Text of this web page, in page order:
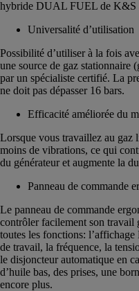
hybride DUAL FUEL de K&S
Universalité d’utilisation
Possibilité d’utiliser à la fois
une source de gaz stationnaire
par un spécialiste certifié. La
ne doit pas dépasser 16 bars.
Efficacité améliorée du
Lorsque vous travaillez au gaz
moins de vibrations, ce qui
du générateur et augmente la
Panneau de commande
Le panneau de commande
contrôler facilement son travail
toutes les fonctions:
de travail, la fréquence, la
le disjoncteur automatique en
d’huile bas, des prises, une
encore plus.